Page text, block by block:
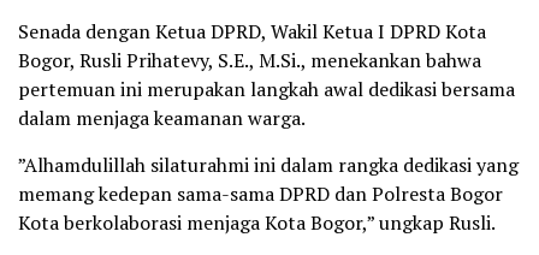
​Senada dengan Ketua DPRD, Wakil Ketua I DPRD Kota
Bogor, Rusli Prihatevy, S.E., M.Si., menekankan bahwa
pertemuan ini merupakan langkah awal dedikasi bersama
dalam menjaga keamanan warga.
​”Alhamdulillah silaturahmi ini dalam rangka dedikasi yang
memang kedepan sama-sama DPRD dan Polresta Bogor
Kota berkolaborasi menjaga Kota Bogor,” ungkap Rusli.